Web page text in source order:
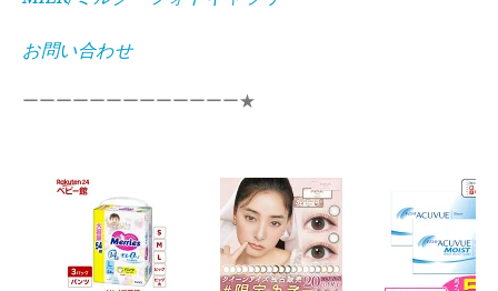
お問い合わせ
ーーーーーーーーーーーーー★